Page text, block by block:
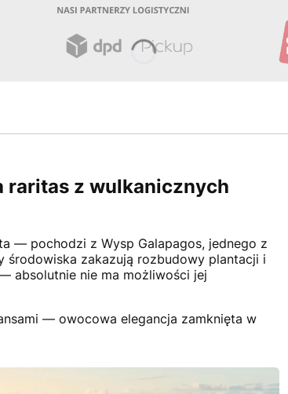
raritas z wulkanicznych
— pochodzi z Wysp Galapagos, jednego z
środowiska zakazują rozbudowy plantacji i
absolutnie nie ma możliwości jej
— owocowa elegancja zamknięta w